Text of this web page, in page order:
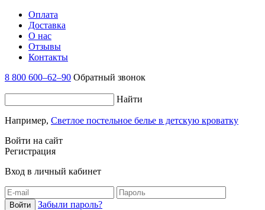
Оплата
Доставка
О нас
Отзывы
Контакты
8 800 600–62–90 Обратный звонок
Найти
Например, Светлое постельное белье в детскую кроватку
Войти на сайт
Регистрация
Вход в личный кабинет
Забыли пароль?